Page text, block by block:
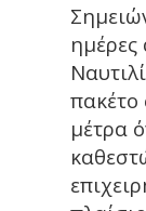
ημέρες
πακέτο
μέτρα